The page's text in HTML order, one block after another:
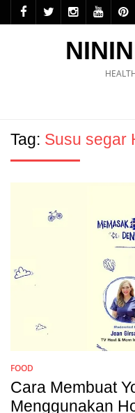
Tag: Susu segar
FOOD
Cara Membuat
Menggunakan